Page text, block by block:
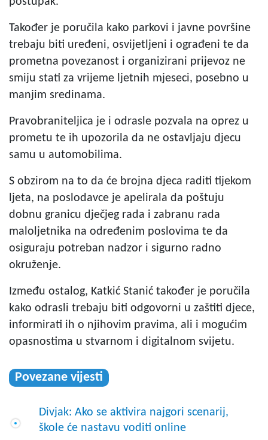
Također je poručila kako parkovi i javne površine
trebaju biti uređeni, osvijetljeni i ograđeni te da
prometna povezanost i organizirani prijevoz ne
smiju stati za vrijeme ljetnih mjeseci, posebno u
manjim sredinama.
Pravobraniteljica je i odrasle pozvala na oprez u
prometu te ih upozorila da ne ostavljaju djecu
samu u automobilima.
S obzirom na to da će brojna djeca raditi tijekom
ljeta, na poslodavce je apelirala da poštuju
dobnu granicu dječjeg rada i zabranu rada
maloljetnika na određenim poslovima te da
osiguraju potreban nadzor i sigurno radno
okruženje.
Između ostalog, Katkić Stanić također je poručila
kako odrasli trebaju biti odgovorni u zaštiti djece,
informirati ih o njihovim pravima, ali i mogućim
opasnostima u stvarnom i digitalnom svijetu.
Povezane vijesti
Divjak: Ako se aktivira najgori scenarij,
škole će nastavu voditi online